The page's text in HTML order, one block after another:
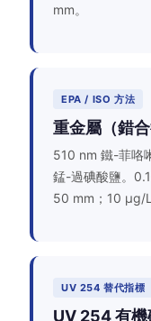
mm。
EPA / ISO 方法
重金屬（錯合
510 nm 鐵-菲咯
錳-過碘酸鹽。
50 mm；10 µg/L
UV 254 替代指標
UV 254 有機